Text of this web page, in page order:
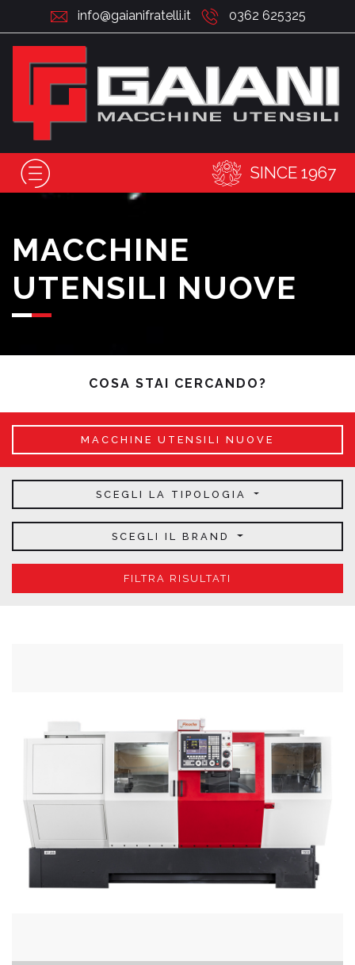
info@gaianifratelli.it 0362 625325
SINCE 1967
MACCHINE
UTENSILI NUOVE
COSA STAI CERCANDO?
MACCHINE UTENSILI NUOVE
SCEGLI LA TIPOLOGIA
SCEGLI IL BRAND
FILTRA RISULTATI